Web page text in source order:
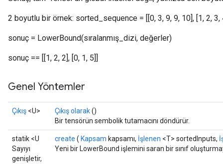
2 boyutlu bir örnek: sorted_sequence = [[0, 3, 9, 9, 10], [1, 2, 3,
sonuç = LowerBound(sıralanmış_dizi, değerler)
sonuç == [[1, 2, 2], [0, 1, 5]]
Genel Yöntemler
Çıkış <U> Çıkış olarak()
Bir tensörün sembolik tutamacını döndürür.
statik <U
Sayıyı
genişletir,
create ( Kapsam kapsamı, İşlenen <T> sortedInputs,
Yeni bir LowerBound işlemini saran bir sınıf